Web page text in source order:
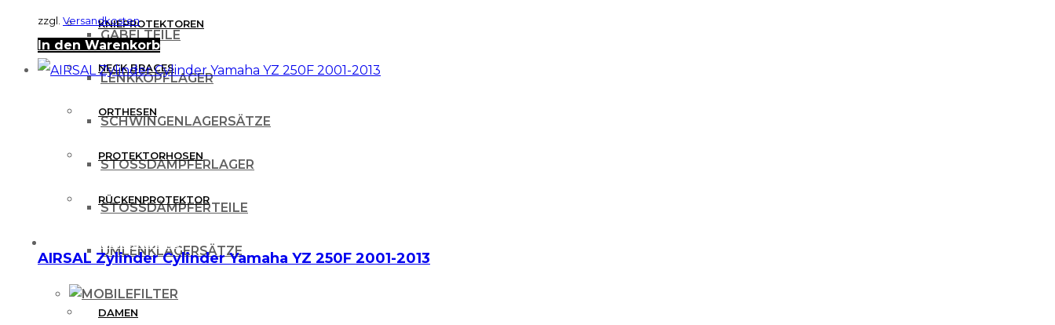
GABELTEILE
LENKKOPFLAGER
SCHWINGENLAGERSÄTZE
STOSSDÄMPFERLAGER
STOSSDÄMPFERTEILE
UMLENKLAGERSÄTZE
FILTER
KNIEPROTEKTOREN
NECK BRACES
ORTHESEN
PROTEKTORHOSEN
RÜCKENPROTEKTOR
FREIZEITBEKLEIDUNG
DAMEN
zzgl. Versandkosten
In den Warenkorb
AIRSAL Zylinder Cylinder Yamaha YZ 250F 2001-2013